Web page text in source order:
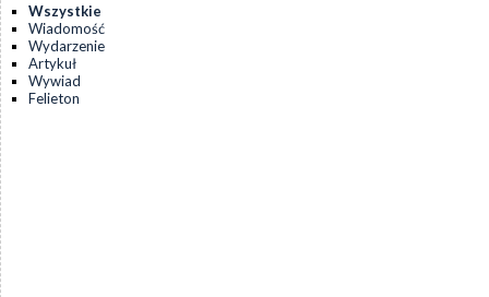
Wszystkie
Wiadomość
Wydarzenie
Artykuł
Wywiad
Felieton